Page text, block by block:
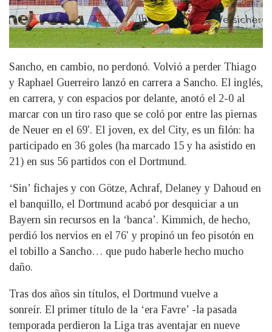
Sancho, en cambio, no perdonó. Volvió a perder Thiago
y Raphael Guerreiro lanzó en carrera a Sancho. El inglés,
en carrera, y con espacios por delante, anotó el 2-0 al
marcar con un tiro raso que se coló por entre las piernas
de Neuer en el 69′. El joven, ex del City, es un filón: ha
participado en 36 goles (ha marcado 15 y ha asistido en
21) en sus 56 partidos con el Dortmund.
‘Sin’ fichajes y con Götze, Achraf, Delaney y Dahoud en
el banquillo, el Dortmund acabó por desquiciar a un
Bayern sin recursos en la ‘banca’. Kimmich, de hecho,
perdió los nervios en el 76′ y propinó un feo pisotón en
el tobillo a Sancho… que pudo haberle hecho mucho
daño.
Tras dos años sin títulos, el Dortmund vuelve a
sonreír. El primer título de la ‘era Favre’ -la pasada
temporada perdieron la Liga tras aventajar en nueve